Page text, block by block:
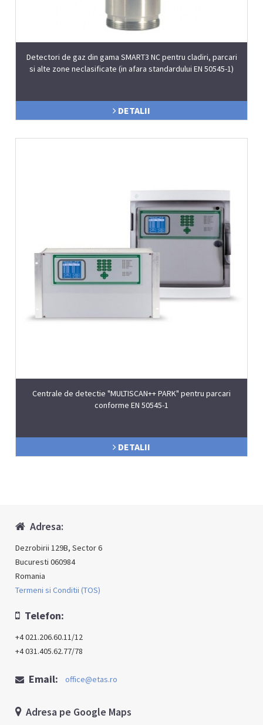
Detectori de gaz din gama SMART3 NC pentru cladiri, parcari
si alte zone neclasificate (in afara standardului EN 50545-1)
DETALII
Centrale de detectie "MULTISCAN++ PARK" pentru parcari
conforme EN 50545-1
DETALII
Adresa:
Dezrobirii 129B, Sector 6
Bucuresti 060984
Romania
Termeni si Conditii (TOS)
Telefon:
+4 021.206.60.11/12
+4 031.405.62.77/78
Email:office@etas.ro
Adresa pe Google Maps